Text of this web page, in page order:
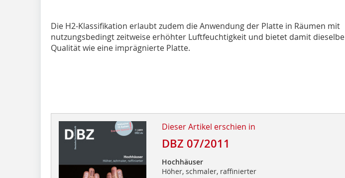
Die H2-Klassifikation erlaubt zudem die Anwendung der Platte in Räumen mit
nutzungsbedingt zeitweise erhöhter Luftfeuchtigkeit und bietet damit dieselbe
Qualität wie eine imprägnierte Platte.
Dieser Artikel erschien in
DBZ 07/2011
Hochhäuser
Höher, schmaler, raffinierter